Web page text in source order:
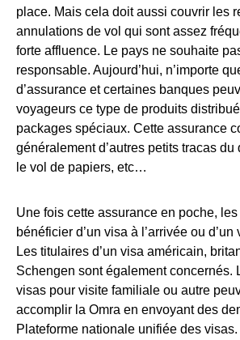
place. Mais cela doit aussi couvrir les
annulations de vol qui sont assez
forte affluence. Le pays ne souhaite
responsable. Aujourd’hui, n’importe
d’assurance et certaines banques
voyageurs ce type de produits
packages spéciaux. Cette assurance
généralement d’autres petits tracas
le vol de papiers, etc…
Une fois cette assurance en poche,
bénéficier d’un visa à l’arrivée ou
Les titulaires d’un visa américain,
Schengen sont également concernés.
visas pour visite familiale ou autre
accomplir la Omra en envoyant des
Plateforme nationale unifiée des visas.